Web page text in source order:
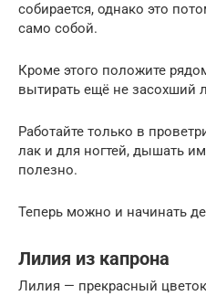
собирается, однако это
само собой.
Кроме этого положите
вытирать ещё не засохший
Работайте только в
лак и для ногтей, дышать
полезно.
Теперь можно и начинать
Лилия из капрона
Лилия — прекрасный